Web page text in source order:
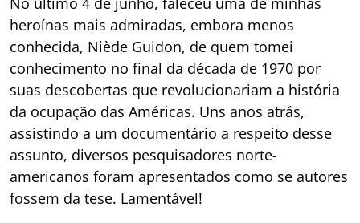
heroínas mais admiradas, embora menos
conhecida, Niède Guidon, de quem tomei
conhecimento no final da década de 1970 por
suas descobertas que revolucionariam a história
da ocupação das Américas. Uns anos atrás,
assistindo a um documentário a respeito desse
assunto, diversos pesquisadores norte-
americanos foram apresentados como se autores
fossem da tese. Lamentável!